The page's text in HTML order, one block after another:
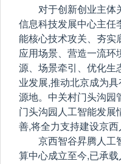
对于创新创业主体
信息科技发展中心主任
能核心技术攻关、夯实
应用场景、营造一流环
源、场景牵引、优化生
业发展,推动北京成为
源地。中关村门头沟园
门头沟园人工智能发展
善,将全力支持建设京西
京西智谷昇腾人工
算中心成立至今,已承